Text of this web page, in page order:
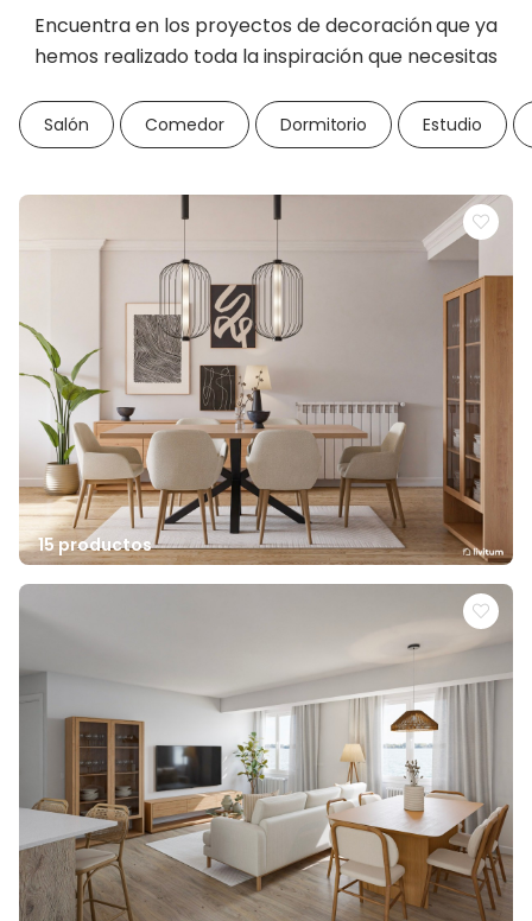
Encuentra en los proyectos de decoración que ya
hemos realizado toda la inspiración que necesitas
Salón Comedor Dormitorio Estudio
15 productos